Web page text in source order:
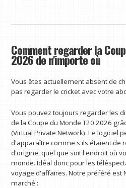
Comment regarder la
2026 de n'importe où
Vous êtes actuellement absent de
pas regarder le cricket avec votre
Vous pouvez toujours regarder les
de la Coupe du Monde T20 2026
(Virtual Private Network). Le logiciel
d'apparaître comme s'ils étaient de
d'origine, quel que soit l'endroit où
monde. Idéal donc pour les
voyage d'affaires. Notre préféré est
marché :